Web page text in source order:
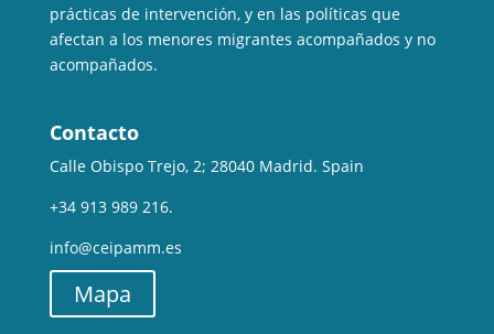
prácticas de intervención, y en las políticas que
afectan a los menores migrantes acompañados y no
acompañados.
Contacto
Calle Obispo Trejo, 2; 28040 Madrid. Spain
+34 913 989 216.
info@ceipamm.es
Mapa